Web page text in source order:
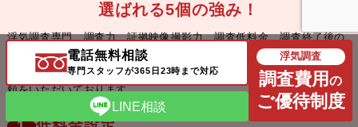
選ばれる5個の強み！
浮気調査専門、調査力、証拠映像撮影力、調査低料金、調査終了後の
サポート、心理的バックアップ・解決力、
お客様満足度など、大阪の
探偵事務所のココサービスではお客様の信頼も厚く、常に多くのご依
頼をいただいております。
電話無料相談
専門スタッフが365日23時まで対応
LINE相談
浮気調査
調査費用の
ご優待制度